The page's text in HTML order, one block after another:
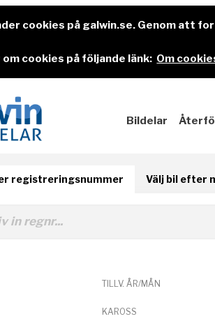
cookies på galwin.se. Genom att
om cookies på följande länk: Om
Bildelar
registreringsnummer Välj bil efter
TILLV. ÅR/MÅN
KAROSS